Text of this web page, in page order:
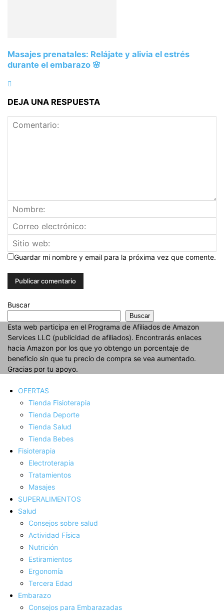
Masajes prenatales: Relájate y alivia el estrés
durante el embarazo 🌸
DEJA UNA RESPUESTA
Guardar mi nombre y email para la próxima vez que comente.
Buscar
Buscar
Esta web participa en el Programa de Afiliados de Amazon
Services LLC (publicidad de afiliados). Encontrarás enlaces
hacia Amazon por los que yo obtengo un porcentaje de
beneficio sin que tu precio de compra se vea aumentado.
Gracias por tu apoyo.
OFERTAS
Tienda Fisioterapia
Tienda Deporte
Tienda Salud
Tienda Bebes
Fisioterapia
Electroterapia
Tratamientos
Masajes
SUPERALIMENTOS
Salud
Consejos sobre salud
Actividad Fí­sica
Nutrición
Estiramientos
Ergonomí­a
Tercera Edad
Embarazo
Consejos para Embarazadas